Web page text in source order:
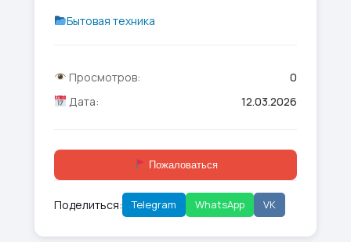
Бытовая техника
Просмотров:
0
Дата:
12.03.2026
Пожаловаться
Поделиться: Telegram WhatsApp VK